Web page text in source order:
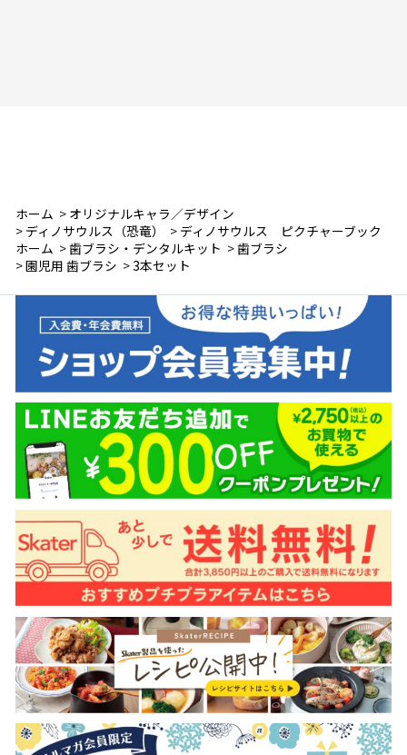
ホーム > オリジナルキャラ／デザイン
> ディノサウルス（恐竜） > ディノサウルス ピクチャーブック
ホーム >歯ブラシ・デンタルキット >歯ブラシ
>園児用 歯ブラシ > 3本セット